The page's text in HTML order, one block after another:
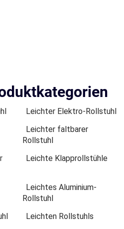
Leichter Elektro-Rollstuhl
Leichter faltbarer
Rollstuhl
Leichte Klapprollstühle
Leichtes Aluminium-
Rollstuhl
Leichten Rollstuhls